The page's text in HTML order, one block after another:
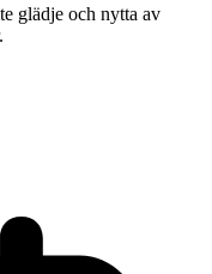
glädje och nytta av